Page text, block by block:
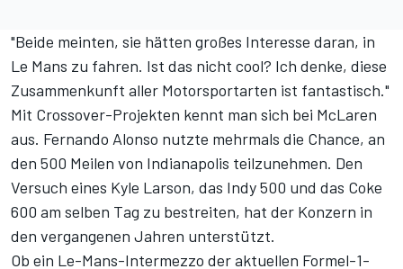
"Beide meinten, sie hätten großes Interesse daran, in
Le Mans zu fahren. Ist das nicht cool? Ich denke, diese
Zusammenkunft aller Motorsportarten ist fantastisch."
Mit Crossover-Projekten kennt man sich bei McLaren
aus. Fernando Alonso nutzte mehrmals die Chance, an
den 500 Meilen von Indianapolis teilzunehmen. Den
Versuch eines Kyle Larson, das Indy 500 und das Coke
600 am selben Tag zu bestreiten, hat der Konzern in
den vergangenen Jahren unterstützt.
Ob ein Le-Mans-Intermezzo der aktuellen Formel-1-